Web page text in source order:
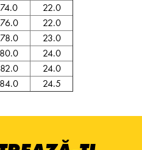
74.0
22.0
76.0
22.0
78.0
23.0
80.0
24.0
82.0
24.0
84.0 24.5